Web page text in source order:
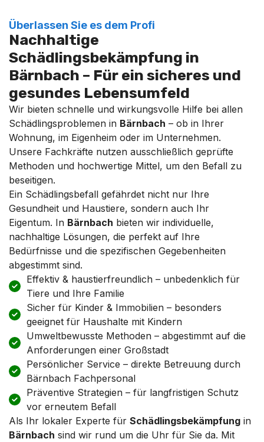
Überlassen Sie es dem Profi
Nachhaltige
Schädlingsbekämpfung in
Bärnbach – Für ein sicheres und
gesundes Lebensumfeld
Wir bieten schnelle und wirkungsvolle Hilfe bei allen
Schädlingsproblemen in Bärnbach – ob in Ihrer
Wohnung, im Eigenheim oder im Unternehmen.
Unsere Fachkräfte nutzen ausschließlich geprüfte
Methoden und hochwertige Mittel, um den Befall zu
beseitigen.
Ein Schädlingsbefall gefährdet nicht nur Ihre
Gesundheit und Haustiere, sondern auch Ihr
Eigentum. In Bärnbach bieten wir individuelle,
nachhaltige Lösungen, die perfekt auf Ihre
Bedürfnisse und die spezifischen Gegebenheiten
abgestimmt sind.
Effektiv & haustierfreundlich – unbedenklich für
Tiere und Ihre Familie
Sicher für Kinder & Immobilien – besonders
geeignet für Haushalte mit Kindern
Umweltbewusste Methoden – abgestimmt auf die
Anforderungen einer Großstadt
Persönlicher Service – direkte Betreuung durch
Bärnbach Fachpersonal
Präventive Strategien – für langfristigen Schutz
vor erneutem Befall
Als Ihr lokaler Experte für Schädlingsbekämpfung in
Bärnbach sind wir rund um die Uhr für Sie da. Mit